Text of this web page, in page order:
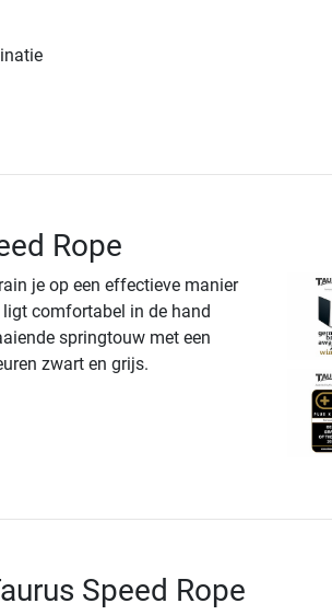
Rope
je op een effectieve manier
comfortabel in de hand
springtouw met een
zwart en grijs.
Speed Rope